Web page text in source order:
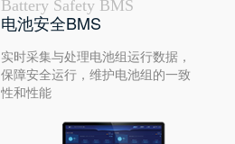
Battery Safety BMS
电池安全BMS
实时采集与处理电池组运行数据，
保障安全运行，维护电池组的一致
性和性能